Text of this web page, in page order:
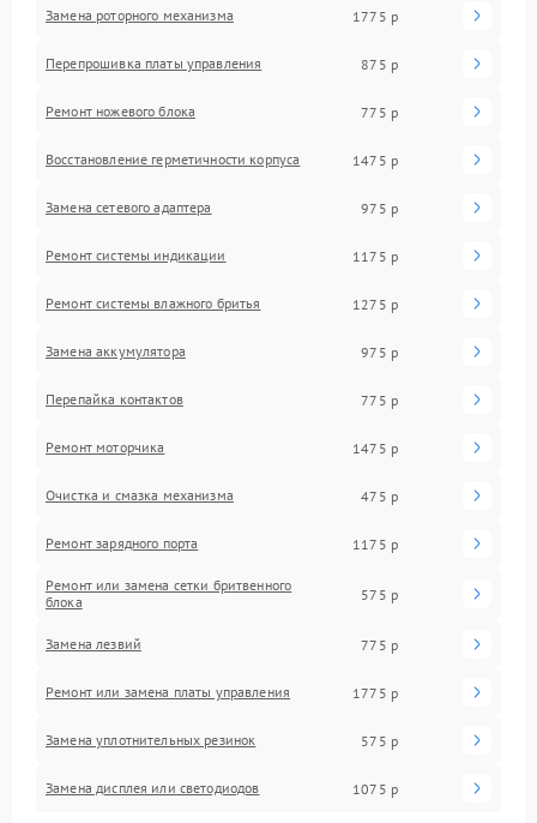
Замена роторного механизма 1775 р
Перепрошивка платы управления 875 р
Ремонт ножевого блока 775 р
Восстановление герметичности корпуса 1475 р
Замена сетевого адаптера 975 р
Ремонт системы индикации 1175 р
Ремонт системы влажного бритья 1275 р
Замена аккумулятора 975 р
Перепайка контактов 775 р
Ремонт моторчика 1475 р
Очистка и смазка механизма 475 р
Ремонт зарядного порта 1175 р
Ремонт или замена сетки бритвенного
блока
575 р
Замена лезвий 775 р
Ремонт или замена платы управления 1775 р
Замена уплотнительных резинок 575 р
Замена дисплея или светодиодов 1075 р